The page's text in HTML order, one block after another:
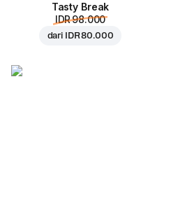
Tasty Break
IDR 98.000
dari IDR 80.000